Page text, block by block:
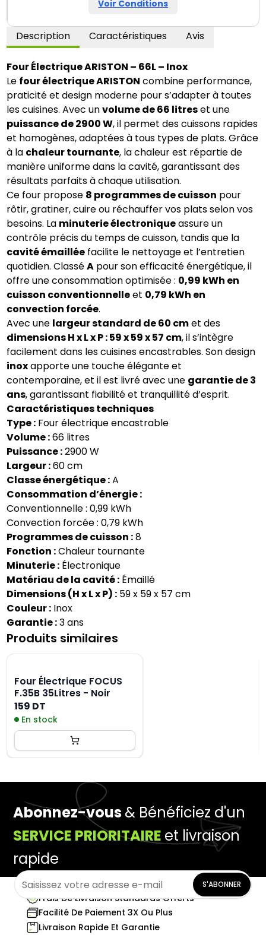
Voir Conditions
Description Caractéristiques Avis
Four Électrique ARISTON – 66L – Inox
Le four électrique ARISTON combine performance,
praticité et design moderne pour s’adapter à toutes
les cuisines. Avec unvolume de 66 litreset une
puissance de 2900 W, il permet des cuissons rapides
et homogènes, adaptées à tous types de plats. Grâce
à la chaleur tournante, la chaleur est répartie de
manière uniforme dans la cavité, garantissant des
résultats parfaits à chaque utilisation.
Ce four propose 8 programmes de cuisson pour
rôtir, gratiner, cuire ou réchauffer vos plats selon vos
besoins. La minuterie électroniqueassure un
contrôle précis du temps de cuisson, tandis que la
cavité émaillée facilite le nettoyage et l’entretien
quotidien. ClasséA pour son efficacité énergétique, il
offre une consommation optimisée : 0,99 kWh en
cuisson conventionnelleet 0,79 kWh en
convection forcée.
Avec une largeur standard de 60 cmet des
dimensions H x L x P : 59 x 59 x 57 cm, il s’intègre
facilement dans les cuisines encastrables. Son design
inoxapporte une touche élégante et
contemporaine, et il est livré avec une garantie de 3
ans, garantissant fiabilité et tranquillité d’esprit.
Caractéristiques techniques
Type : Four électrique encastrable
Volume :66 litres
Puissance :2900 W
Largeur :60 cm
Classe énergétique :A
Consommation d’énergie :
Conventionnelle : 0,99 kWh
Convection forcée : 0,79 kWh
Programmes de cuisson :8
Fonction :Chaleur tournante
Minuterie : Électronique
Matériau de la cavité : Émaillé
Dimensions (H x L x P) : 59 x 59 x 57 cm
Couleur : Inox
Garantie :3 ans
Produits similaires
Four Électrique FOCUS
F.35B 35Litres - Noir
159 DT
En stock
Abonnez-vous& Bénéficiez d'un
SERVICE PRIORITAIRE et livraison
rapide
S'ABONNER
Frais De Livraison Standards Offerts
Facilité De Paiement 3X Ou Plus
Livraison Rapide Et Garantie